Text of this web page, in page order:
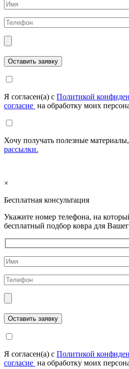
Я согласен(а) с Политикой
согласие на обработку моих
Хочу получать полезные
рассылки.
×
Бесплатная консультация
Укажите номер телефона, на
бесплатный подбор ковра для
Я согласен(а) с Политикой
согласие на обработку моих